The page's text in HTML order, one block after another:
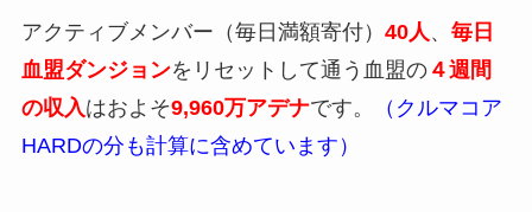
アクティブメンバー（毎日満額寄付） 40人、 毎日
血盟ダンジョンをリセットして通う血盟の４週間
の収入はおよそ9,960万アデナです。
（クルマコア
HARDの分も計算に含めています）